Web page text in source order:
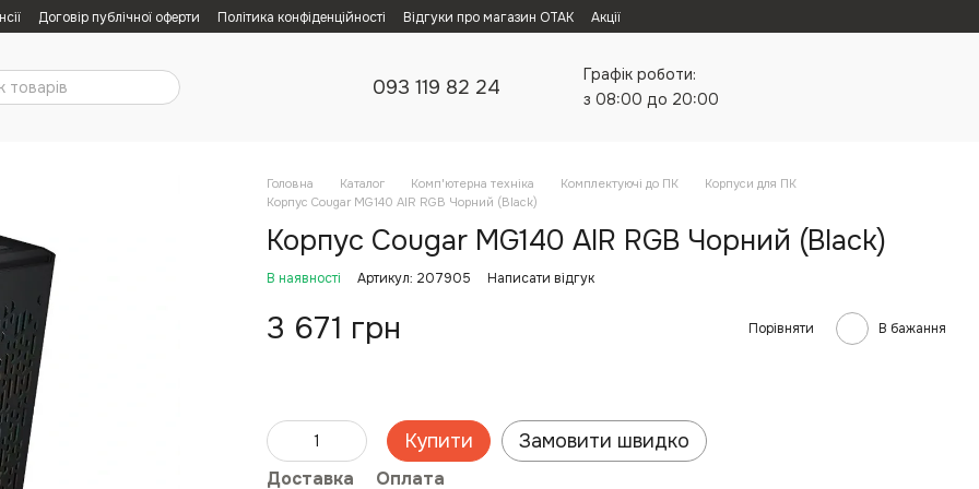
Договір публічної оферти Політика конфіденційності Відгуки про магазин ОТАК Акції
093 119 82 24
Графік роботи:
з 08:00 до 20:00
Головна Каталог Комп'ютерна техніка Комплектуючі до ПК
Корпуси для ПК
Корпус Cougar MG140 AIR RGB Чорний (Black)
Корпус Cougar MG140 AIR RGB Чорний (Black)
В наявності Артикул: 207905 Написати відгук
3 671 грн Порівняти В бажання
Купити Замовити швидко
Доставка Оплата